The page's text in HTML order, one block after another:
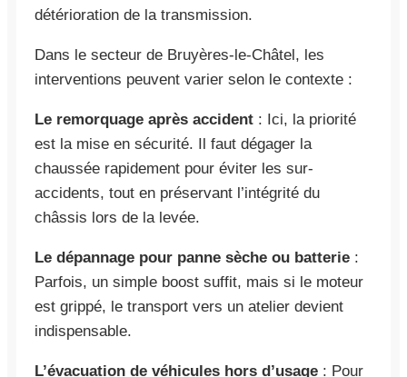
détérioration de la transmission.
Dans le secteur de Bruyères-le-Châtel, les
interventions peuvent varier selon le contexte :
Le remorquage après accident : Ici, la priorité
est la mise en sécurité. Il faut dégager la
chaussée rapidement pour éviter les sur-
accidents, tout en préservant l’intégrité du
châssis lors de la levée.
Le dépannage pour panne sèche ou batterie :
Parfois, un simple boost suffit, mais si le moteur
est grippé, le transport vers un atelier devient
indispensable.
L’évacuation de véhicules hors d’usage : Pour